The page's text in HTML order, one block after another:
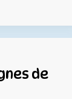
de